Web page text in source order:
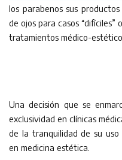
los parabenos sus
de ojos para casos
tratamientos médico-
Una decisión que se
exclusividad en clínicas
de la tranquilidad de su
en medicina estética.